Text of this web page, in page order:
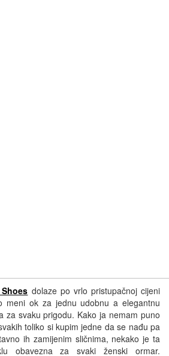
dolaze po vrlo pristupačnoj cijeni
meni ok za jednu udobnu a elegantnu
za svaku prigodu. Kako ja nemam puno
toliko si kupim jedne da se nađu pa
ih zamijenim sličnima, nekako je ta
obavezna za svaki ženski ormar.